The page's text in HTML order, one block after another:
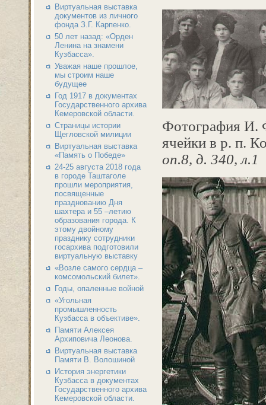
Виртуальная выставка
документов из личного
фонда З.Г. Карпенко.
50 лет назад: «Орден
Ленина на знамени
Кузбасса».
Уважая наше прошлое,
мы строим наше
будущее
Год 1917 в документах
Государственного архива
Кемеровской области.
Страницы истории
Щегловской милиции
Виртуальная выставка
«Память о Победе»
24-25 августа 2018 года
в городе Таштаголе
прошли мероприятия,
посвященные
празднованию Дня
шахтера и 55 –летию
образования города. К
этому двойному
празднику сотрудники
госархива подготовили
виртуальную выставку
«Возле самого сердца –
комсомольский билет».
Годы, опаленные войной
«Угольная
промышленность
Кузбасса в объективе».
Памяти Алексея
Архиповича Леонова.
Виртуальная выставка
Памяти В. Волошиной
История энергетики
Кузбасса в документах
Государственного архива
Кемеровской области.
Фотография И.
ячейки в р. п.
оп.8, д. 340, л.1